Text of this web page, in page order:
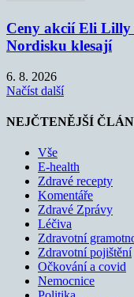
Ceny akcií Eli Lilly
Nordisku klesají
6. 8. 2026
Načíst další
NEJČTENĚJŠÍ
Vše
E-health
Zdravé recepty
Komentáře
Zdravé Zprávy
Léčiva
Zdravotní
Zdravotní pojištění
Očkování a covid
Nemocnice